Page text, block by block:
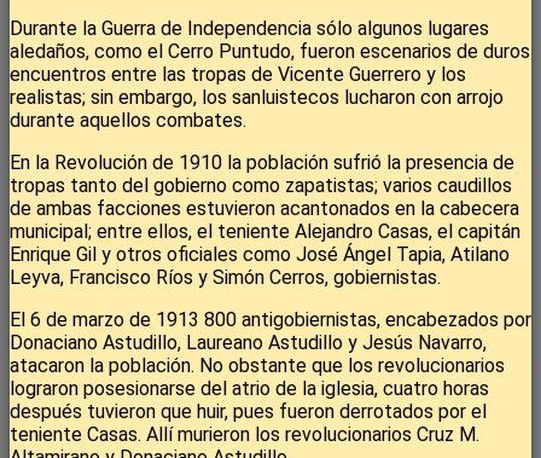
Durante la Guerra de Independencia sólo algunos lugares
aledaños, como el Cerro Puntudo, fueron escenarios de duros
encuentros entre las tropas de Vicente Guerrero y los
realistas; sin embargo, los sanluistecos lucharon con arrojo
durante aquellos combates.
En la Revolución de 1910 la población sufrió la presencia de
tropas tanto del gobierno como zapatistas; varios caudillos
de ambas facciones estuvieron acantonados en la cabecera
municipal; entre ellos, el teniente Alejandro Casas, el capitán
Enrique Gil y otros oficiales como José Ángel Tapia, Atilano
Leyva, Francisco Ríos y Simón Cerros, gobiernistas.
El 6 de marzo de 1913 800 antigobiernistas, encabezados por
Donaciano Astudillo, Laureano Astudillo y Jesús Navarro,
atacaron la población. No obstante que los revolucionarios
lograron posesionarse del atrio de la iglesia, cuatro horas
después tuvieron que huir, pues fueron derrotados por el
teniente Casas. Allí murieron los revolucionarios Cruz M.